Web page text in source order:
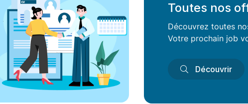
Toutes nos
Découvrez toutes
Votre prochain job
Découvrir